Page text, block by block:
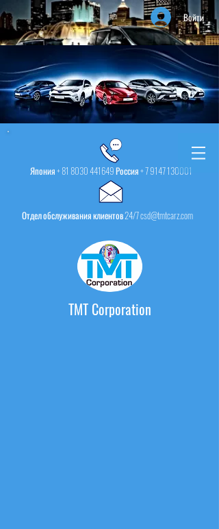
Войти
Япония +81 8030 441649Россия +7 9147 130001
Отдел обслуживания клиентов 24/7 csd@tmtcarz.com
TMT Corporation